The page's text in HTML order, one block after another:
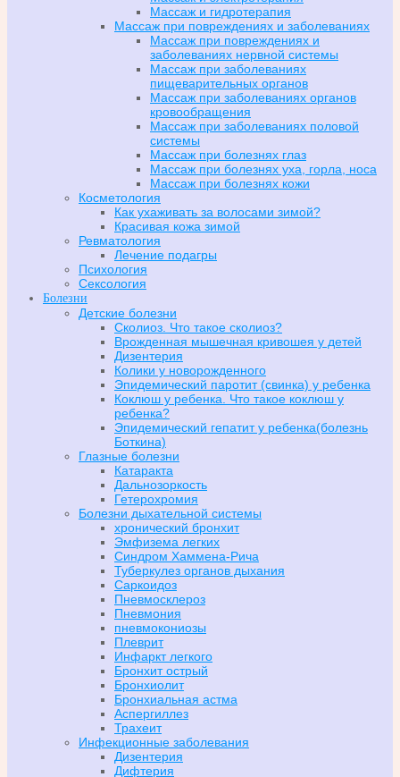
Массаж и гидротерапия
Массаж при повреждениях и заболеваниях
Массаж при повреждениях и
заболеваниях нервной системы
Массаж при заболеваниях
пищеварительных органов
Массаж при заболеваниях органов
кровообращения
Массаж при заболеваниях половой
системы
Массаж при болезнях глаз
Массаж при болезнях уха, горла, носа
Массаж при болезнях кожи
Косметология
Как ухаживать за волосами зимой?
Красивая кожа зимой
Ревматология
Лечение подагры
Психология
Сексология
Болезни
Детские болезни
Сколиоз. Что такое сколиоз?
Врожденная мышечная кривошея у детей
Дизентерия
Колики у новорожденного
Эпидемический паротит (свинка) у ребенка
Коклюш у ребенка. Что такое коклюш у
ребенка?
Эпидемический гепатит у ребенка(болезнь
Боткина)
Глазные болезни
Катаракта
Дальнозоркость
Гетерохромия
Болезни дыхательной системы
хронический бронхит
Эмфизема легких
Синдром Хаммена-Рича
Туберкулез органов дыхания
Саркоидоз
Пневмосклероз
Пневмония
пневмокониозы
Плеврит
Инфаркт легкого
Бронхит острый
Бронхиолит
Бронхиальная астма
Аспергиллез
Трахеит
Инфекционные заболевания
Дизентерия
Дифтерия